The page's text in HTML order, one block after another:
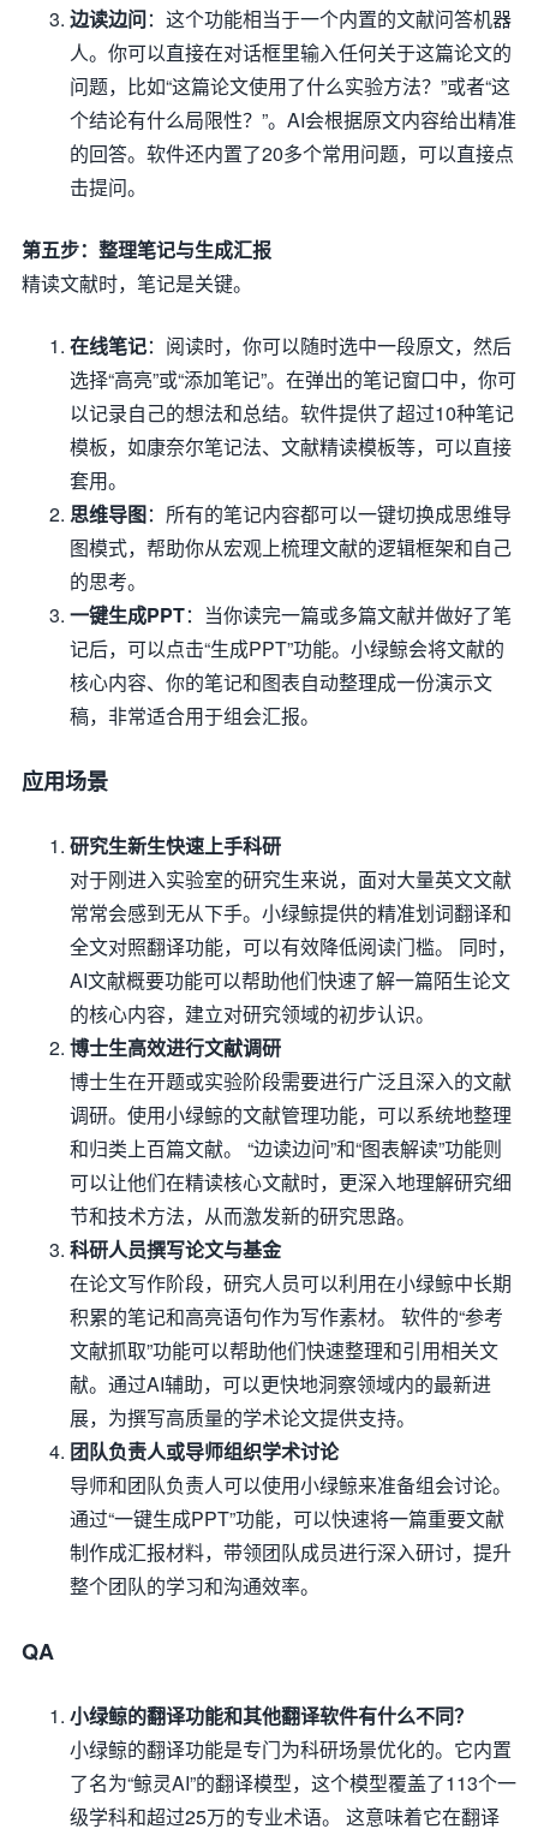
边读边问：这个功能相当于一个内置的文献问答机器
人。你可以直接在对话框里输入任何关于这篇论文的
问题，比如“这篇论文使用了什么实验方法？”或者“这
个结论有什么局限性？”。AI会根据原文内容给出精准
的回答。软件还内置了20多个常用问题，可以直接点
击提问。
第五步：整理笔记与生成汇报
精读文献时，笔记是关键。
在线笔记：阅读时，你可以随时选中一段原文，然后
选择“高亮”或“添加笔记”。在弹出的笔记窗口中，你可
以记录自己的想法和总结。软件提供了超过10种笔记
模板，如康奈尔笔记法、文献精读模板等，可以直接
套用。
思维导图：所有的笔记内容都可以一键切换成思维导
图模式，帮助你从宏观上梳理文献的逻辑框架和自己
的思考。
一键生成PPT：当你读完一篇或多篇文献并做好了笔
记后，可以点击“生成PPT”功能。小绿鲸会将文献的
核心内容、你的笔记和图表自动整理成一份演示文
稿，非常适合用于组会汇报。
应用场景
研究生新生快速上手科研
对于刚进入实验室的研究生来说，面对大量英文文献
常常会感到无从下手。小绿鲸提供的精准划词翻译和
全文对照翻译功能，可以有效降低阅读门槛。 同时，
AI文献概要功能可以帮助他们快速了解一篇陌生论文
的核心内容，建立对研究领域的初步认识。
博士生高效进行文献调研
博士生在开题或实验阶段需要进行广泛且深入的文献
调研。使用小绿鲸的文献管理功能，可以系统地整理
和归类上百篇文献。 “边读边问”和“图表解读”功能则
可以让他们在精读核心文献时，更深入地理解研究细
节和技术方法，从而激发新的研究思路。
科研人员撰写论文与基金
在论文写作阶段，研究人员可以利用在小绿鲸中长期
积累的笔记和高亮语句作为写作素材。 软件的“参考
文献抓取”功能可以帮助他们快速整理和引用相关文
献。通过AI辅助，可以更快地洞察领域内的最新进
展，为撰写高质量的学术论文提供支持。
团队负责人或导师组织学术讨论
导师和团队负责人可以使用小绿鲸来准备组会讨论。
通过“一键生成PPT”功能，可以快速将一篇重要文献
制作成汇报材料，带领团队成员进行深入研讨，提升
整个团队的学习和沟通效率。
QA
小绿鲸的翻译功能和其他翻译软件有什么不同？
小绿鲸的翻译功能是专门为科研场景优化的。它内置
了名为“鲸灵AI”的翻译模型，这个模型覆盖了113个一
级学科和超过25万的专业术语。 这意味着它在翻译